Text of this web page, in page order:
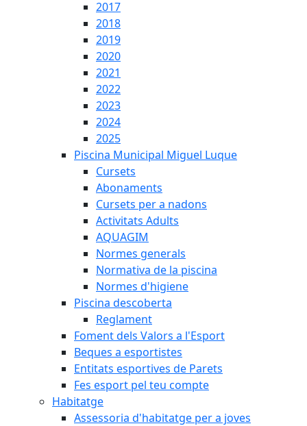
2017
2018
2019
2020
2021
2022
2023
2024
2025
Piscina Municipal Miguel Luque
Cursets
Abonaments
Cursets per a nadons
Activitats Adults
AQUAGIM
Normes generals
Normativa de la piscina
Normes d'higiene
Piscina descoberta
Reglament
Foment dels Valors a l'Esport
Beques a esportistes
Entitats esportives de Parets
Fes esport pel teu compte
Habitatge
Assessoria d'habitatge per a joves